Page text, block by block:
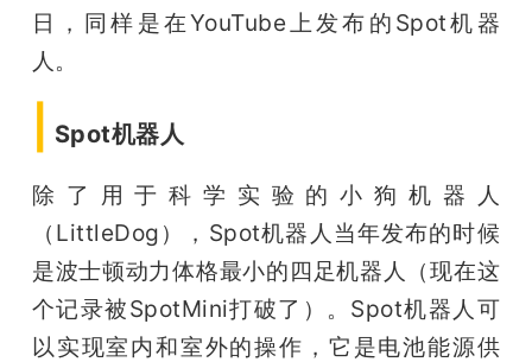
日，同样是在YouTube上发布的Spot机器
人。
Spot机器人
除了用于科学实验的小狗机器人
（LittleDog），Spot机器人当年发布的时候
是波士顿动力体格最小的四足机器人（现在这
个记录被SpotMini打破了）。Spot机器人可
以实现室内和室外的操作，它是电池能源供